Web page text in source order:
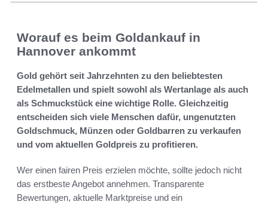
Worauf es beim Goldankauf in
Hannover ankommt
Gold gehört seit Jahrzehnten zu den beliebtesten
Edelmetallen und spielt sowohl als Wertanlage als auch
als Schmuckstück eine wichtige Rolle. Gleichzeitig
entscheiden sich viele Menschen dafür, ungenutzten
Goldschmuck, Münzen oder Goldbarren zu verkaufen
und vom aktuellen Goldpreis zu profitieren.
Wer einen fairen Preis erzielen möchte, sollte jedoch nicht
das erstbeste Angebot annehmen. Transparente
Bewertungen, aktuelle Marktpreise und ein